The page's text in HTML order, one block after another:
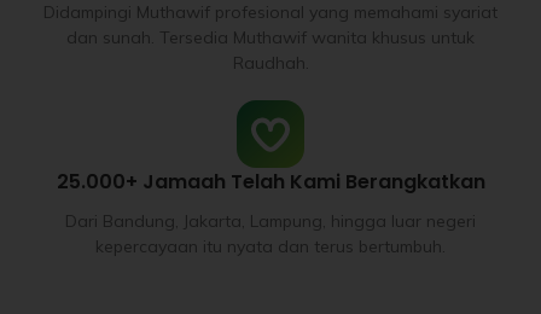
Didampingi Muthawif profesional yang memahami syariat
dan sunah. Tersedia Muthawif wanita khusus untuk
Raudhah.
25.000+ Jamaah Telah Kami Berangkatkan
Dari Bandung, Jakarta, Lampung, hingga luar negeri
kepercayaan itu nyata dan terus bertumbuh.